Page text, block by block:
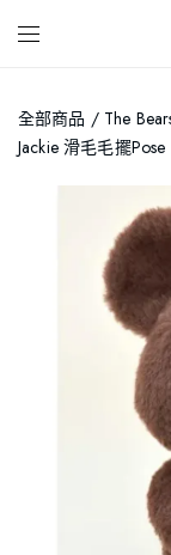
全部商品 / The
Jackie 滑毛毛擺